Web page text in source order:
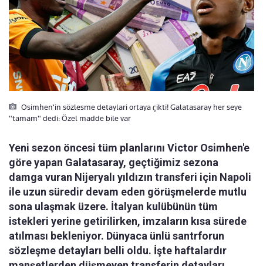
Osimhen'in sözlesme detaylari ortaya çikti! Galatasaray her seye
"tamam" dedi: Özel madde bile var
Yeni sezon öncesi tüm planlarını Victor Osimhen'e
göre yapan Galatasaray, geçtiğimiz sezona
damga vuran Nijeryalı yıldızın transferi için Napoli
ile uzun süredir devam eden görüşmelerde mutlu
sona ulaşmak üzere. İtalyan kulübünün tüm
istekleri yerine getirilirken, imzaların kısa sürede
atılması bekleniyor. Dünyaca ünlü santrforun
sözleşme detayları belli oldu. İşte haftalardır